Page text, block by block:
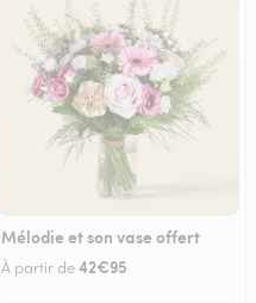
Mélodie et son vase offert
À partir de42€95